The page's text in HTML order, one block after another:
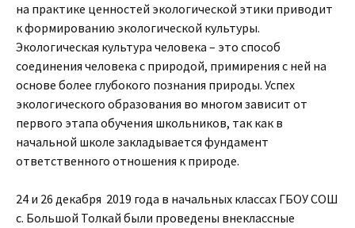
на практике ценностей экологической этики приводит
к формированию экологической культуры.
Экологическая культура человека – это способ
соединения человека с природой, примирения с ней на
основе более глубокого познания природы. Успех
экологического образования во многом зависит от
первого этапа обучения школьников, так как в
начальной школе закладывается фундамент
ответственного отношения к природе.
24 и 26 декабря 2019 года в начальных классах ГБОУ СОШ
с. Большой Толкай были проведены внеклассные